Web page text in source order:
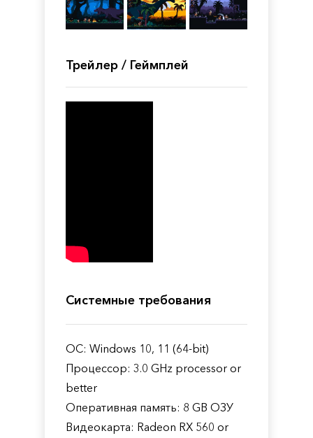
Трейлер / Геймплей
Системные требования
ОС: Windows 10, 11 (64-bit)
Процессор: 3.0 GHz processor or
better
Оперативная память: 8 GB ОЗУ
Видеокарта: Radeon RX 560 or